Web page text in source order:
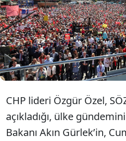
tutmuş Ankara’da
istifliyor. Buradan
kasayı bugün
ve büyük bir
CHP lideri Özgür Özel,
açıkladığı, ülke
Bakanı Akın Gürlek’in,